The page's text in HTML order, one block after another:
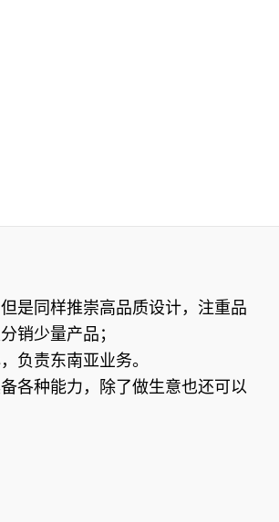
是同样推崇高品质设计，注重品
销少量产品；
负责东南亚业务。
各种能力，除了做生意也还可以